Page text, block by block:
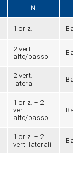
N.
1 oriz.
2 vert.
alto/basso
2 vert.
laterali
1 oriz. + 2
vert.
alto/basso
1 oriz. + 2
vert. laterali